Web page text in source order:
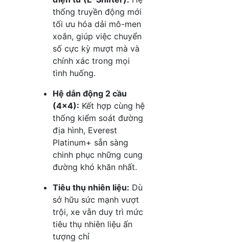
thống truyền động mới
tối ưu hóa dải mô-men
xoắn, giúp việc chuyển
số cực kỳ mượt mà và
chính xác trong mọi
tình huống.
Hệ dẫn động 2 cầu
(4×4): Kết hợp cùng hệ
thống kiểm soát đường
địa hình, Everest
Platinum+ sẵn sàng
chinh phục những cung
đường khó khăn nhất.
Tiêu thụ nhiên liệu: Dù
sở hữu sức mạnh vượt
trội, xe vẫn duy trì mức
tiêu thụ nhiên liệu ấn
tượng chỉ